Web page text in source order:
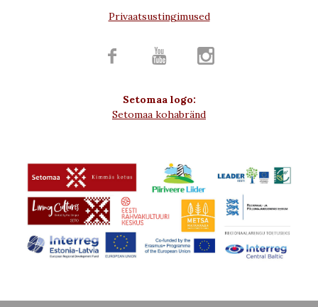
Privaatsustingimused
  
Setomaa logo:
Setomaa kohabränd